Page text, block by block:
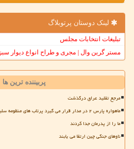
لینک دوستان پرتوبلاگ
تبلیغات انتخابات مجلس
مستر گرین وال | مجری و طراح انواع دیوار سبز
پربیننده ترین ها
مرجع تقلید عراق درگذشت
ماهواره پارس ۲ در مدار قرار می گیرد پرتاب های منظومه سلیمانی در۱۴۰۵
ما را از پدرمان جدا کردند
ناوهای جنگی چین ارتقا می یابند